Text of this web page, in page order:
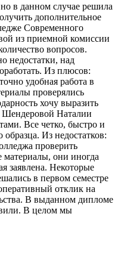
в данном случае решила
дополнительное
Современного
из приемной комиссии
вопросов.
недостатки, над
Из плюсов:
удобная работа в
проверялись
хочу выразить
Шендеровой Наталии
Все четко, быстро и
Из недостатков:
проверить
они иногда
заявлена. Некоторые
в первом семестре
отклик на
В выданном дипломе
В целом мы